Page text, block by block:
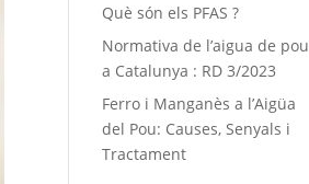
Què són els PFAS ?
Normativa de l’aigua de pou
a Catalunya : RD 3/2023
Ferro i Manganès a l’Aigüa
del Pou: Causes, Senyals i
Tractament